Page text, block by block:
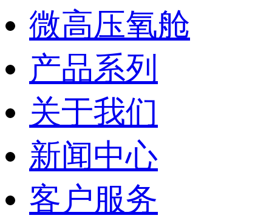
微高压氧舱
产品系列
关于我们
新闻中心
客户服务